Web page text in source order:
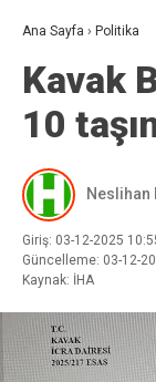
Ana Sayfa › Politika
Kavak
10
Neslihan
Giriş: 03-12-2025
Güncelleme: 03-12-
Kaynak: İHA